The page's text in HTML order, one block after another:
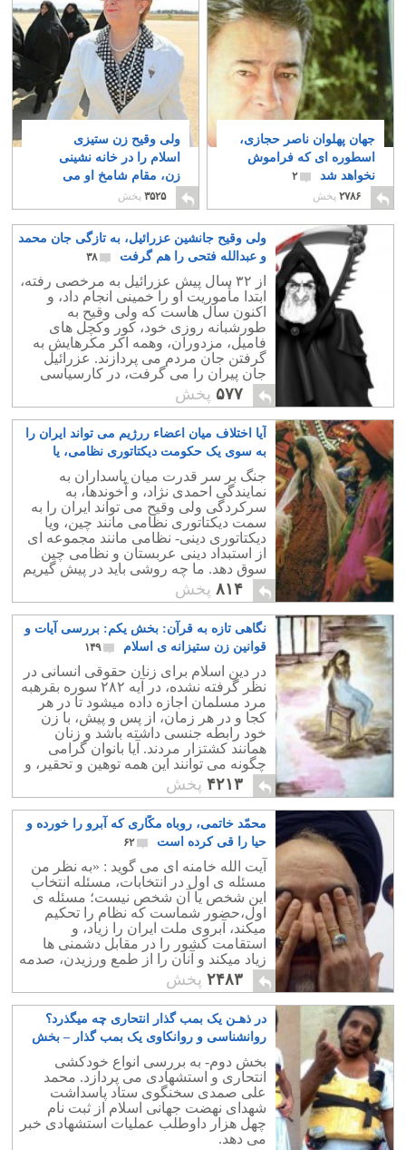
جهان پهلوان ناصر حجازی،
اسطوره ای که فراموش
نخواهد شد
۲
۲۷۸۶ پخش
ولی وقیح زن ستیزی
اسلام را در خانه نشینی
زن، مقام شامخ او می
داند
۵۱ ۳۵۲۵ پخش
ولی وقیح جانشین عزرائیل، به تازگی جان محمد
و عبدالله فتحی را هم گرفت
۳۸
از ۳۲ سال پیش عزرائیل به مرخصی رفته،
ابتدا مأموریت او را خمینی انجام داد، و
اکنون سال هاست که ولی وقیح به
طورشبانه روزی خود، کور وکچل های
فامیل، مزدوران، وهمه اکر مکرهایش به
گرفتن جان مردم می پردازند. عزرائیل
جان پیران را می گرفت، در کارسیاسی
دخالت نداشت، ولی این عزرائیل همه کاره
است.
۵۷۷ پخش
آیا اختلاف میان اعضاء ررژیم می تواند ایران را
به سوی یک حکومت دیکتاتوری نظامی، یا
نظامی – مذهبی سوق دهد؟
۲۶
جنگ بر سر قدرت میان پاسداران به
نمایندگی احمدی نژاد، و آخوندها، به
سرکردگی ولی وقیح می تواند ایران را به
سمت دیکتاتوری نظامی مانند چین، ویا
دیکتاتوری دینی- نظامی مانند مجموعه ای
از استبداد دینی عربستان و نظامی چین
سوق دهد. ما چه روشی باید در پیش گیریم
تا از این دسیسه و طلسم پیش روی رهایی
یابیم؟.
۸۱۴ پخش
نگاهی تازه به قرآن: بخش یکم: بررسی آیات و
قوانین زن ستیزانه ی اسلام
۱۴۹
در دین اسلام برای زنان حقوقی انسانی در
نظر گرفته نشده، در آیه ۲۸۲ سوره بقرهبه
مرد مسلمان اجازه داده میشود تا در هر
کجا و در هر زمان، از پس و پیش، با زن
خود رابطه جنسی داشته باشد و زنان
همانند کشتزار مردند. آیا بانوان گرامی
چگونه می توانند این همه توهین و تحقیر، و
جسارت به خود را تحمل نمایند؟.
۴۲۱۳ پخش
محمّد خاتمی، روباه مکّاری که آبرو را خورده و
حیا را قی کرده است
۶۲
آیت الله خامنه ای می گوید : «به نظر من
مسئله ی اول در انتخابات، مسئله انتخاب
این شخص یا آن شخص نیست؛ مسئله ی
اول،حضور شماست که نظام را تحکیم
میکند، آبروی ملت ایران را زیاد، و
استقامت کشور را در مقابل دشمنی ها
زیاد میکند و آنان را از طمع ورزیدن، صدمه
و ضربه زدن به کشور، و فساد و فتنه
منصرف میکند."
۲۴۸۳ پخش
در ذهـن یک بمب گذار انتحاری چه میگذرد؟
روانشناسی و روانکاوی یک بمب گذار – بخش
دوم
بخش دوم- به بررسی انواع خودکشی
انتحاری و استشهادی می پردازد. محمد
علی صمدی سخنگوی ستاد پاسداشت
شهدای نهضت جهانی اسلام از ثبت نام
چهل هزار داوطلب عملیات استشهادی خبر
می دهد.